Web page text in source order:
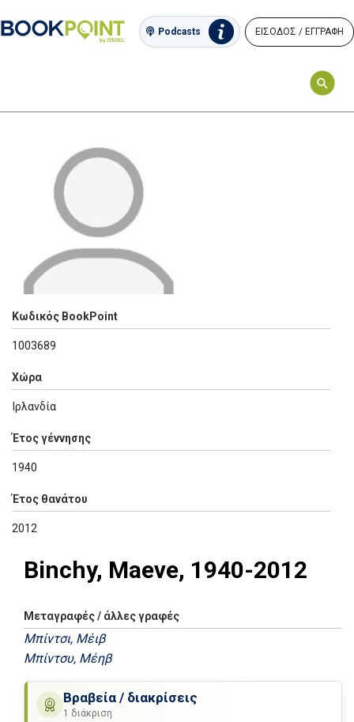
Podcasts ΕΙΣΟΔΟΣ / ΕΓΓΡΑΦΗ
Κωδικός BookPoint
1003689
Χώρα
Ιρλανδία
Έτος γέννησης
1940
Έτος θανάτου
2012
Binchy, Maeve, 1940-2012
Μεταγραφές / άλλες γραφές
Μπίντσι, Μέιβ
Μπίντσυ, Μέηβ
Βραβεία / διακρίσεις
1 διάκριση